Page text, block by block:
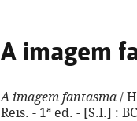
A imagem
A imagem fantasma /
Reis. - 1ª ed. - [S.l.] :